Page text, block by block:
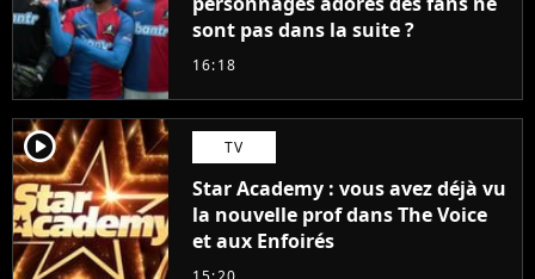
sont pas dans la suite ?
16:18
player2 TV
Star Academy : vous avez déjà vu
la nouvelle prof dans The Voice
et aux Enfoirés